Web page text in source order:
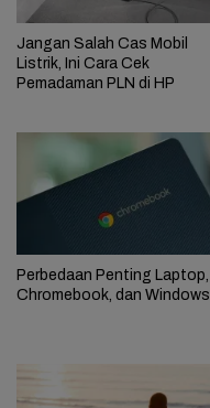
Jangan Salah Cas Mobil
Listrik, Ini Cara Cek
Pemadaman PLN di HP
Perbedaan Penting Laptop,
Chromebook, dan Windows